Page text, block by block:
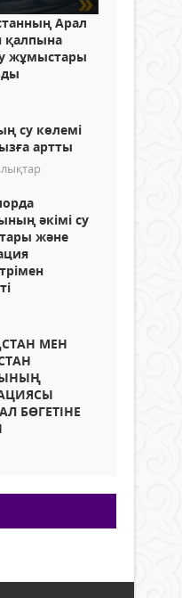
Арал
қалпына
жұмыстары
су көлемі
артты
әкімі су
және
МЕН
БӨГЕТІНЕ